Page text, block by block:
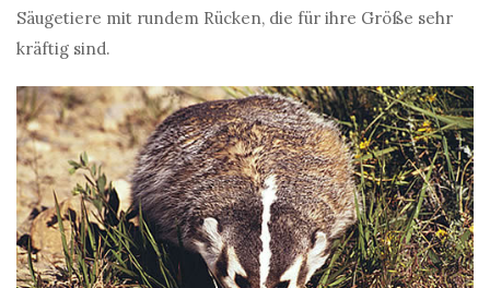
Säugetiere mit rundem Rücken, die für ihre Größe sehr
kräftig sind.